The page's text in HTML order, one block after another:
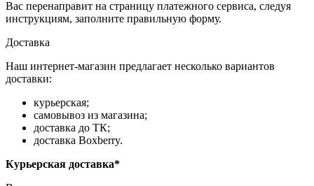
Вас перенаправит на страницу платежного сервиса, следуя
инструкциям, заполните правильную форму.
Доставка
Наш интернет-магазин предлагает несколько вариантов
доставки:
курьерская;
самовывоз из магазина;
доставка до ТК;
доставка Boxberry.
Курьерская доставка*